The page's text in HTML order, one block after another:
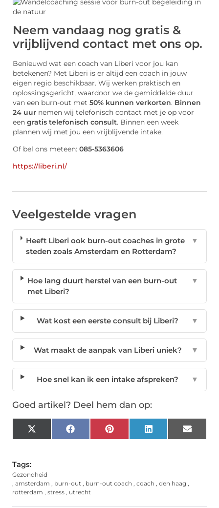
Neem vandaag nog gratis &
vrijblijvend contact met ons op.
Benieuwd wat een coach van Liberi voor jou kan
betekenen? Met Liberi is er altijd een coach in jouw
eigen regio beschikbaar. Wij werken praktisch en
oplossingsgericht, waardoor we de gemiddelde duur
van een burn-out met 50% kunnen verkorten. Binnen
24 uur nemen wij telefonisch contact met je op voor
een gratis telefonisch consult. Binnen een week
plannen wij met jou een vrijblijvende intake.
Of bel ons meteen: 085-5363606
https://liberi.nl/
Veelgestelde vragen
Heeft Liberi ook burn-out coaches in grote
steden zoals Amsterdam en Rotterdam?
▼
Hoe lang duurt herstel van een burn-out
met Liberi?
▼
Wat kost een eerste consult bij Liberi? ▼
Wat maakt de aanpak van Liberi uniek? ▼
Hoe snel kan ik een intake afspreken? ▼
Goed artikel? Deel hem dan op:
X
(Twitter)
FacebookPinterest LinkedIn Email
Tags:
Gezondheid
, amsterdam , burn-out , burn-out coach , coach , den haag ,
rotterdam , stress , utrecht